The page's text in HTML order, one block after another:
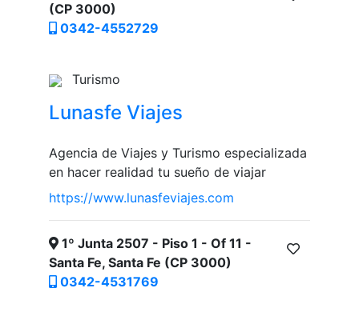
(CP 3000)
0342-4552729
Turismo
Lunasfe Viajes
Agencia de Viajes y Turismo especializada
en hacer realidad tu sueño de viajar
https://www.lunasfeviajes.com
1º Junta 2507 - Piso 1 - Of 11 -
Santa Fe, Santa Fe (CP 3000)
0342-4531769